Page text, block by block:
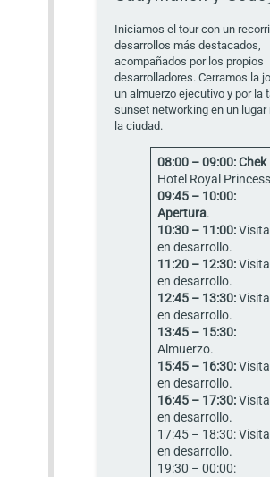
Iniciamos el tour con un
desarrollos más destacados,
acompañados por los propios
desarrolladores. Cerramos la
un almuerzo ejecutivo y por la
sunset networking en un lugar
la ciudad.
08:00 – 09:00: Chek
Hotel Royal
09:45 – 10:00:
Apertura.
10:30 – 11:00:Visita
en desarrollo.
11:20 – 12:30:Visita
en desarrollo.
12:45 – 13:30:Visita
en desarrollo.
13:45 – 15:30:
Almuerzo.
15:45 – 16:30:Visita
en desarrollo.
16:45 – 17:30:Visita
en desarrollo.
17:45 – 18:30: Visita
en desarrollo.
19:30 – 00:00: